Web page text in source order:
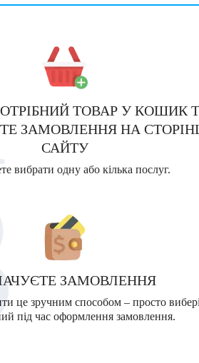
ТОВАР У КОШИК
ЗАМОВЛЕННЯ НА
САЙТУ
вибрати одну або кілька послуг.
ЗАМОВЛЕННЯ
це зручним способом – просто
під час оформлення замовлення.